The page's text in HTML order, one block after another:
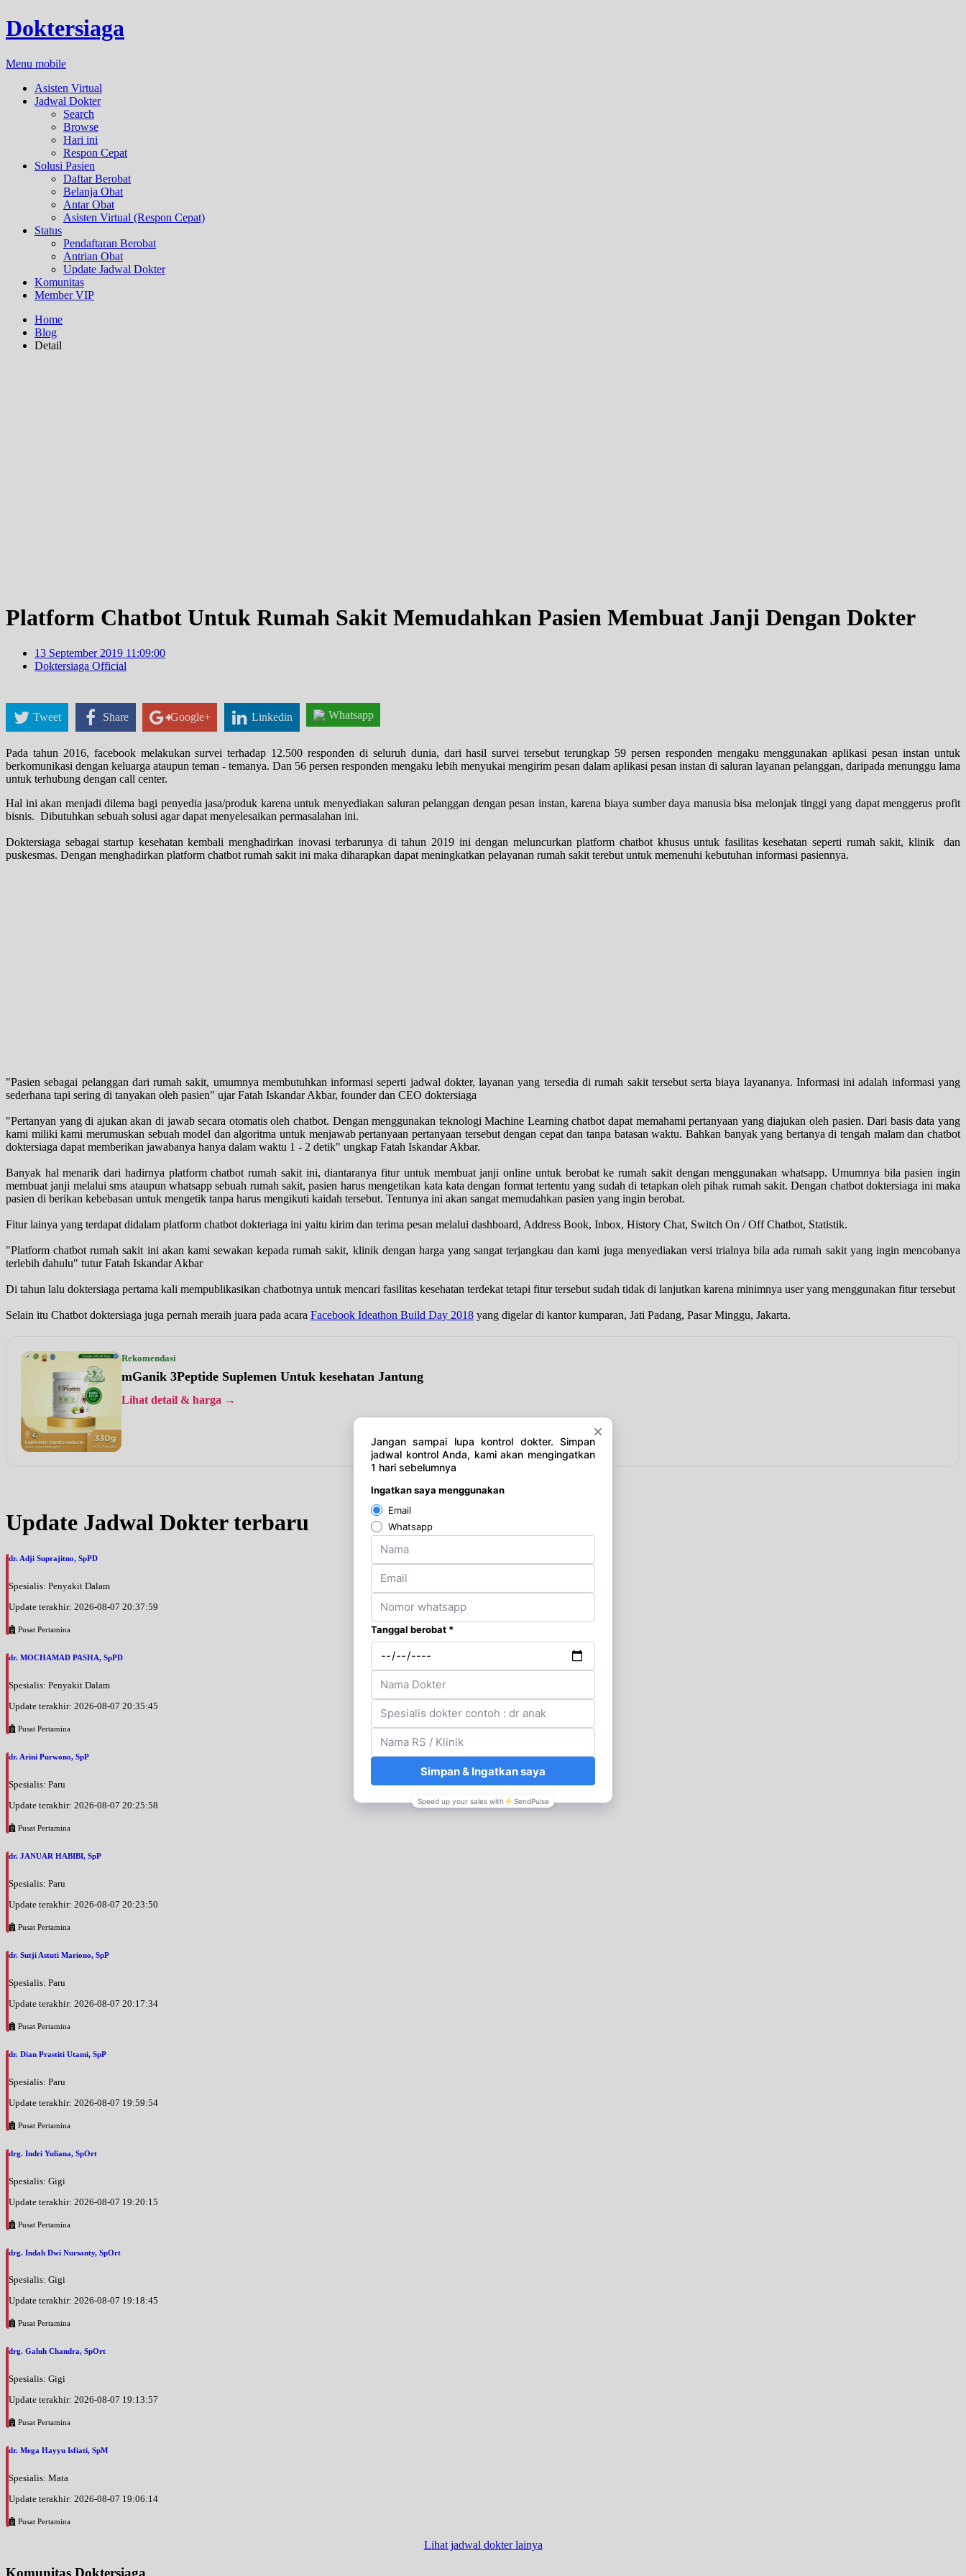
Doktersiaga
Menu mobile
Asisten Virtual
Jadwal Dokter
Search
Browse
Hari ini
Respon Cepat
Solusi Pasien
Daftar Berobat
Belanja Obat
Antar Obat
Asisten Virtual (Respon Cepat)
Status
Pendaftaran Berobat
Antrian Obat
Update Jadwal Dokter
Komunitas
Member VIP
Home
Blog
Detail
Platform Chatbot Untuk Rumah Sakit Memudahkan Pasien Membuat Janji Dengan Dokter
13 September 2019 11:09:00
Doktersiaga Official
Tweet Share Google+ Linkedin Whatsapp
Pada tahun 2016, facebook melakukan survei terhadap 12.500 responden di seluruh dunia, dari hasil survei tersebut terungkap 59 persen responden mengaku menggunakan aplikasi pesan instan untuk
berkomunikasi dengan keluarga ataupun teman - temanya. Dan 56 persen responden mengaku lebih menyukai mengirim pesan dalam aplikasi pesan instan di saluran layanan pelanggan, daripada menunggu lama
untuk terhubung dengan call center.
Hal ini akan menjadi dilema bagi penyedia jasa/produk karena untuk menyediakan saluran pelanggan dengan pesan instan, karena biaya sumber daya manusia bisa melonjak tinggi yang dapat menggerus profit
bisnis. Dibutuhkan sebuah solusi agar dapat menyelesaikan permasalahan ini.
Doktersiaga sebagai startup kesehatan kembali menghadirkan inovasi terbarunya di tahun 2019 ini dengan meluncurkan platform chatbot khusus untuk fasilitas kesehatan seperti rumah sakit, klinik dan
puskesmas. Dengan menghadirkan platform chatbot rumah sakit ini maka diharapkan dapat meningkatkan pelayanan rumah sakit terebut untuk memenuhi kebutuhan informasi pasiennya.
"Pasien sebagai pelanggan dari rumah sakit, umumnya membutuhkan informasi seperti jadwal dokter, layanan yang tersedia di rumah sakit tersebut serta biaya layananya. Informasi ini adalah informasi yang
sederhana tapi sering di tanyakan oleh pasien" ujar Fatah Iskandar Akbar, founder dan CEO doktersiaga
"Pertanyan yang di ajukan akan di jawab secara otomatis oleh chatbot. Dengan menggunakan teknologi Machine Learning chatbot dapat memahami pertanyaan yang diajukan oleh pasien. Dari basis data yang
kami miliki kami merumuskan sebuah model dan algoritma untuk menjawab pertanyaan pertanyaan tersebut dengan cepat dan tanpa batasan waktu. Bahkan banyak yang bertanya di tengah malam dan chatbot
doktersiaga dapat memberikan jawabanya hanya dalam waktu 1 - 2 detik" ungkap Fatah Iskandar Akbar.
Banyak hal menarik dari hadirnya platform chatbot rumah sakit ini, diantaranya fitur untuk membuat janji online untuk berobat ke rumah sakit dengan menggunakan whatsapp. Umumnya bila pasien ingin
membuat janji melalui sms ataupun whatsapp sebuah rumah sakit, pasien harus mengetikan kata kata dengan format tertentu yang sudah di tetapkan oleh pihak rumah sakit. Dengan chatbot doktersiaga ini maka
pasien di berikan kebebasan untuk mengetik tanpa harus mengikuti kaidah tersebut. Tentunya ini akan sangat memudahkan pasien yang ingin berobat.
Fitur lainya yang terdapat didalam platform chatbot dokteriaga ini yaitu kirim dan terima pesan melalui dashboard, Address Book, Inbox, History Chat, Switch On / Off Chatbot, Statistik.
"Platform chatbot rumah sakit ini akan kami sewakan kepada rumah sakit, klinik dengan harga yang sangat terjangkau dan kami juga menyediakan versi trialnya bila ada rumah sakit yang ingin mencobanya
terlebih dahulu" tutur Fatah Iskandar Akbar
Di tahun lalu doktersiaga pertama kali mempublikasikan chatbotnya untuk mencari fasilitas kesehatan terdekat tetapi fitur tersebut sudah tidak di lanjutkan karena minimnya user yang menggunakan fitur tersebut
Selain itu Chatbot doktersiaga juga pernah meraih juara pada acara Facebook Ideathon Build Day 2018 yang digelar di kantor kumparan, Jati Padang, Pasar Minggu, Jakarta.
Rekomendasi
mGanik 3Peptide Suplemen Untuk kesehatan Jantung
Lihat detail & harga →
Update Jadwal Dokter terbaru
dr. Adji Suprajitno, SpPD
Spesialis: Penyakit Dalam
Update terakhir: 2026-08-07 20:37:59
Pusat Pertamina
dr. MOCHAMAD PASHA, SpPD
Spesialis: Penyakit Dalam
Update terakhir: 2026-08-07 20:35:45
Pusat Pertamina
dr. Arini Purwono, SpP
Spesialis: Paru
Update terakhir: 2026-08-07 20:25:58
Pusat Pertamina
dr. JANUAR HABIBI, SpP
Spesialis: Paru
Update terakhir: 2026-08-07 20:23:50
Pusat Pertamina
dr. Sutji Astuti Mariono, SpP
Spesialis: Paru
Update terakhir: 2026-08-07 20:17:34
Pusat Pertamina
dr. Dian Prastiti Utami, SpP
Spesialis: Paru
Update terakhir: 2026-08-07 19:59:54
Pusat Pertamina
drg. Indri Yuliana, SpOrt
Spesialis: Gigi
Update terakhir: 2026-08-07 19:20:15
Pusat Pertamina
drg. Indah Dwi Nursanty, SpOrt
Spesialis: Gigi
Update terakhir: 2026-08-07 19:18:45
Pusat Pertamina
drg. Galuh Chandra, SpOrt
Spesialis: Gigi
Update terakhir: 2026-08-07 19:13:57
Pusat Pertamina
dr. Mega Hayyu Isfiati, SpM
Spesialis: Mata
Update terakhir: 2026-08-07 19:06:14
Pusat Pertamina
Lihat jadwal dokter lainya
Komunitas Doktersiaga